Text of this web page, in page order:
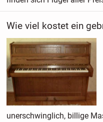
Wie viel kostet ein
unerschwinglich, billige